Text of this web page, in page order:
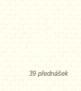
39 přednášek